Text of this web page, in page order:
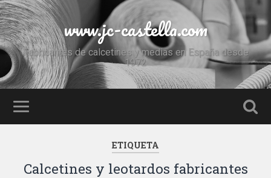
www.jc-castella.com
Fabricantes de calcetines y medias en España desde
1972
ETIQUETA
Calcetines y leotardos fabricantes